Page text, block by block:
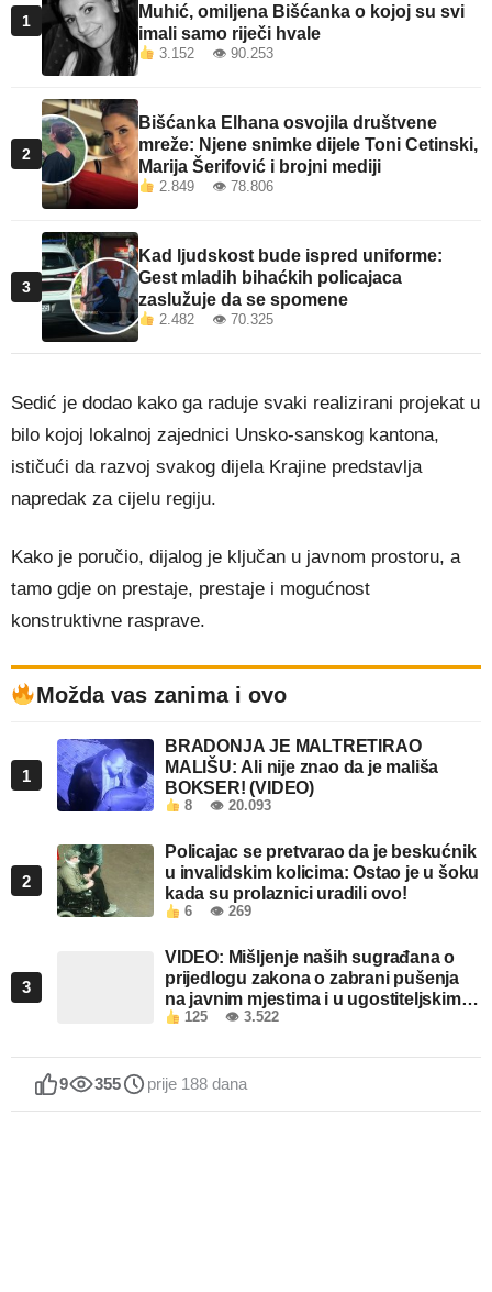
1
Muhić, omiljena Bišćanka o kojoj su svi
imali samo riječi hvale
3.152 👁 90.253
2
Bišćanka Elhana osvojila društvene
mreže: Njene snimke dijele Toni Cetinski,
Marija Šerifović i brojni mediji
2.849 👁 78.806
3
Kad ljudskost bude ispred uniforme:
Gest mladih bihaćkih policajaca
zaslužuje da se spomene
2.482 👁 70.325
Sedić je dodao kako ga raduje svaki realizirani projekat u
bilo kojoj lokalnoj zajednici Unsko-sanskog kantona,
ističući da razvoj svakog dijela Krajine predstavlja
napredak za cijelu regiju.
Kako je poručio, dijalog je ključan u javnom prostoru, a
tamo gdje on prestaje, prestaje i mogućnost
konstruktivne rasprave.
Možda vas zanima i ovo
1
BRADONJA JE MALTRETIRAO
MALIŠU: Ali nije znao da je mališa
BOKSER! (VIDEO)
8 👁 20.093
2
Policajac se pretvarao da je beskućnik
u invalidskim kolicima: Ostao je u šoku
kada su prolaznici uradili ovo!
6 👁 269
3
VIDEO: Mišljenje naših sugrađana o
prijedlogu zakona o zabrani pušenja
na javnim mjestima i u ugostiteljskim
objektima u FBiH
125 👁 3.522
9 355 prije 188 dana